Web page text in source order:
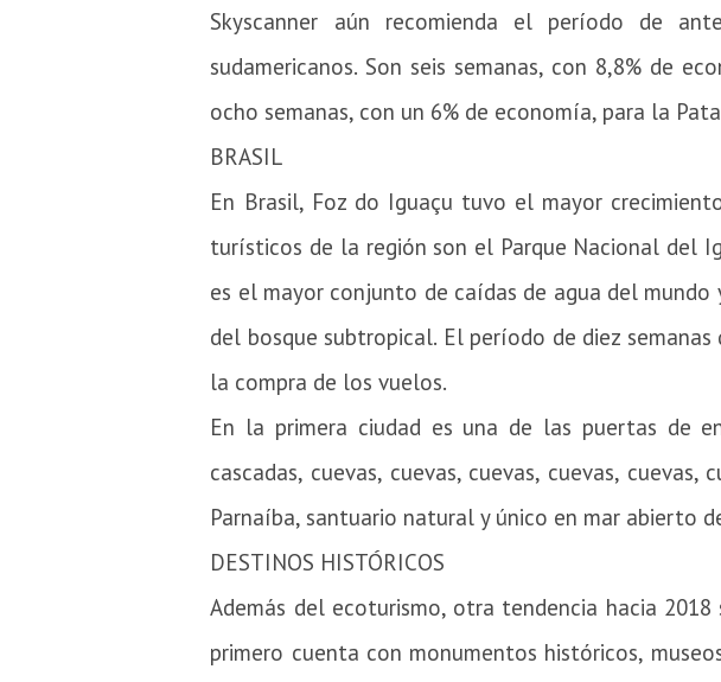
Skyscanner aún recomienda el período de
sudamericanos. Son seis semanas, con 8,8% de
ocho semanas, con un 6% de economía, para la
BRASIL
En Brasil, Foz do Iguaçu tuvo el mayor
turísticos de la región son el Parque Nacional del
es el mayor conjunto de caídas de agua del
del bosque subtropical. El período de diez
la compra de los vuelos.
En la primera ciudad es una de las puertas de
cascadas, cuevas, cuevas, cuevas, cuevas, cuevas,
Parnaíba, santuario natural y único en mar abierto
DESTINOS HISTÓRICOS
Además del ecoturismo, otra tendencia hacia
primero cuenta con monumentos históricos,